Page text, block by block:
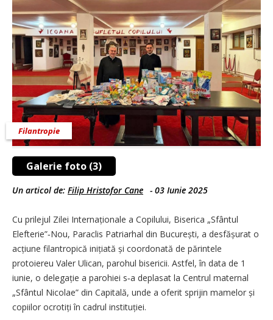
Galerie foto (3)
Filantropie
Un articol de: Filip Hristofor Cane - 03 Iunie 2025
Cu prilejul Zilei Internaționale a Copilului, Biserica „Sfântul
Elefterie”‑Nou, Paraclis Patriarhal din București, a desfășurat o
acțiune filantropică inițiată și coordonată de părintele
protoiereu Valer Ulican, parohul bisericii. Astfel, în data de 1
iunie, o delegație a parohiei s‑a deplasat la Centrul maternal
„Sfântul Nicolae” din Capitală, unde a oferit sprijin mamelor și
copiilor ocrotiți în cadrul instituției.